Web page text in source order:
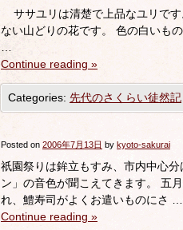
ササユリは清楚で上品なユリです
ない山どりの花です。 色の白いも
Continue reading »
Categories: 先代のさくらい徒然記
Posted on 2006年7月13日 by kyoto-sakurai
祇園祭りは鉾立もすみ、市内中心
ン」の音色が聞こえてきます。 五
れ、鱧寿司がよくお遣いものにさ …
Continue reading »